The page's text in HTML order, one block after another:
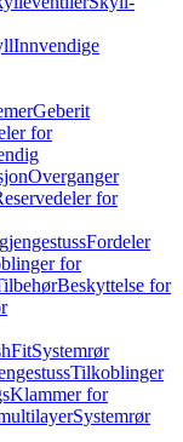
Innvendige
Geberit
for
Overganger
for
Fordeler
for
Beskyttelse for
Systemrør
Tilkoblinger
Klammer for
Systemrør